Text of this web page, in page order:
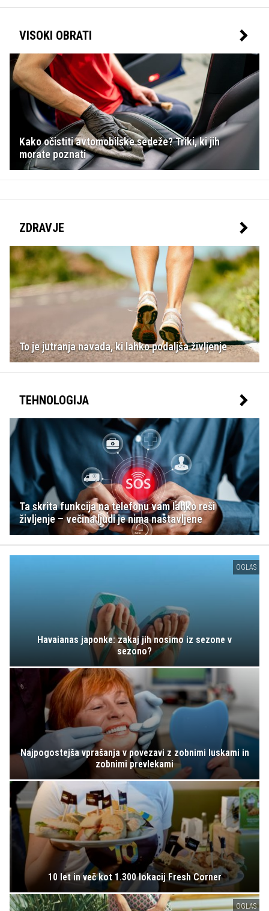
VISOKI OBRATI
Kako očistiti avtomobilske sedeže? Triki, ki jih
morate poznati
ZDRAVJE
To je jutranja navada, ki lahko podaljša življenje
TEHNOLOGIJA
Ta skrita funkcija na telefonu vam lahko reši
življenje – večina ljudi je nima nastavljene
OGLAS
Havaianas japonke: zakaj jih nosimo iz sezone v
sezono?
Najpogostejša vprašanja v povezavi z zobnimi luskami in
zobnimi prevlekami
10 let in več kot 1.300 lokacij Fresh Corner
OGLAS